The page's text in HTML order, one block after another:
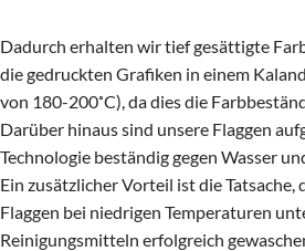
Dadurch erhalten wir tief gesättigte
die gedruckten Grafiken in einem
von 180-200˚C), da dies die
Darüber hinaus sind unsere Flaggen
Technologie beständig gegen Wasser
Ein zusätzlicher Vorteil ist die Tatsache,
Flaggen bei niedrigen Temperaturen
Reinigungsmitteln erfolgreich